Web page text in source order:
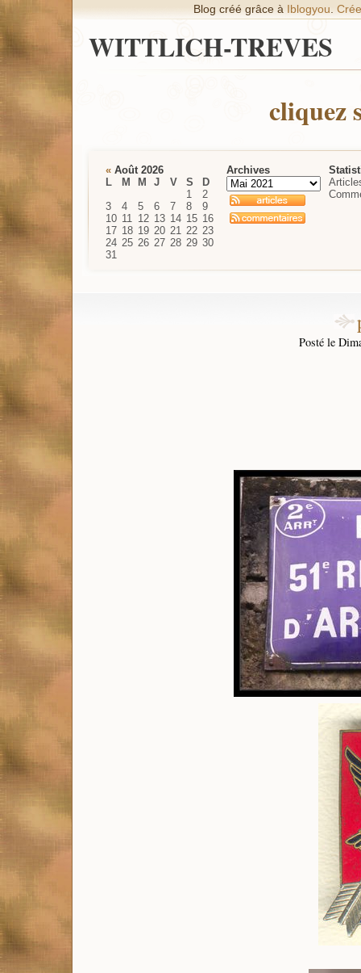
Blog créé grâce à Iblogyou
WITTLICH-TREVES
cliquez
« Août 2026
L
M M J V S
D
1
2
3
4 5 6 7 8
9
10 11 12 13 14 15 16
17 18 19 20 21 22 23
24 25 26 27 28 29 30
31
Archives
Posté le